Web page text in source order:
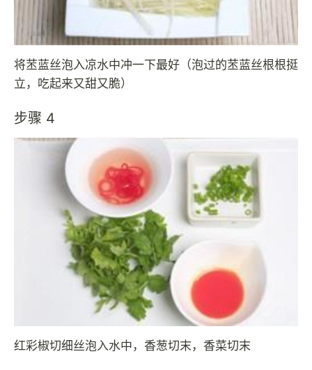
将苤蓝丝泡入凉水中冲一下最好（泡过的苤蓝丝根根挺
立，吃起来又甜又脆）
步骤 4
红彩椒切细丝泡入水中，香葱切末，香菜切末